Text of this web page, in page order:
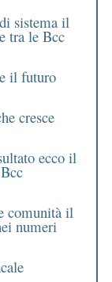
sistema il
tra le Bcc
il futuro
cresce
ecco il
comunità il
numeri